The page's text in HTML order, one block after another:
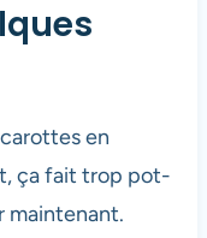
en
ça fait trop pot-
maintenant.